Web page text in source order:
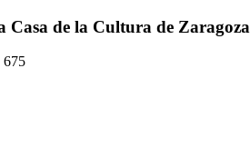
Casa de la Cultura de Zaragoza
675